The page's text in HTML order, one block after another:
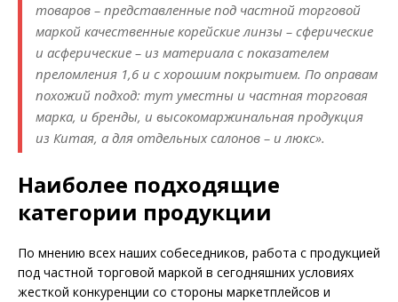
товаров – представленные под частной торговой
маркой качественные корейские линзы – сферические
и асферические – из материала с показателем
преломления 1,6 и с хорошим покрытием. По оправам
похожий подход: тут уместны и частная торговая
марка, и бренды, и высокомаржинальная продукция
из Китая, а для отдельных салонов – и люкс».
Наиболее подходящие
категории продукции
По мнению всех наших собеседников, работа с продукцией
под частной торговой маркой в сегодняшних условиях
жесткой конкуренции со стороны маркетплейсов и